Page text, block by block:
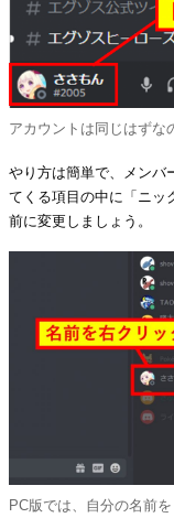
アカウントは同じはず
やり方は簡単で、メンバ
てくる項目の中に「ニッ
前に変更しましょう。
PC版では、自分の名前